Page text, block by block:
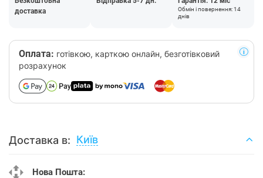
доставка
Обмін і повернення: 14
днів
Оплата: готівкою, карткою онлайн, безготівковий
розрахунок
Доставка в: Київ
Нова Пошта: